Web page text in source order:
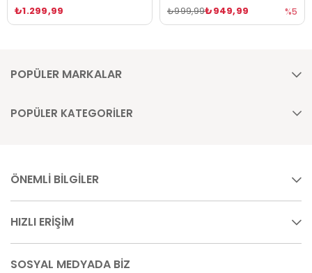
₺1.299,99 ₺949,99
₺999,99 %5
POPÜLER MARKALAR
POPÜLER KATEGORİLER
ÖNEMLİ BİLGİLER
HIZLI ERİŞİM
SOSYAL MEDYADA BİZ